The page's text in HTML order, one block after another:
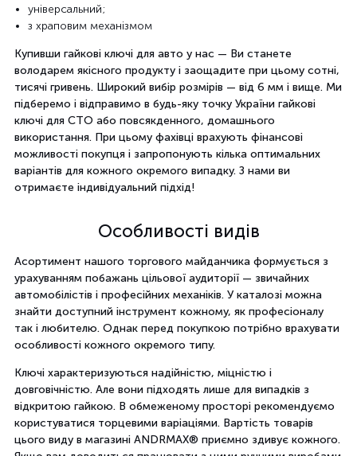
універсальний;
з храповим механізмом
Купивши гайкові ключі для авто у нас — Ви станете
володарем якісного продукту і заощадите при цьому сотні,
тисячі гривень. Широкий вибір розмірів — від 6 мм і вище. Ми
підберемо і відправимо в будь-яку точку України гайкові
ключі для СТО або повсякденного, домашнього
використання. При цьому фахівці врахують фінансові
можливості покупця і запропонують кілька оптимальних
варіантів для кожного окремого випадку. З нами ви
отримаєте індивідуальний підхід!
Особливості видів
Асортимент нашого торгового майданчика формується з
урахуванням побажань цільової аудиторії — звичайних
автомобілістів і професійних механіків. У каталозі можна
знайти доступний інструмент кожному, як професіоналу
так і любителю. Однак перед покупкою потрібно врахувати
особливості кожного окремого типу.
Ключі характеризуються надійністю, міцністю і
довговічністю. Але вони підходять лише для випадків з
відкритою гайкою. В обмеженому просторі рекомендуємо
користуватися торцевими варіаціями. Вартість товарів
цього виду в магазині ANDRMAX® приємно здивує кожного.